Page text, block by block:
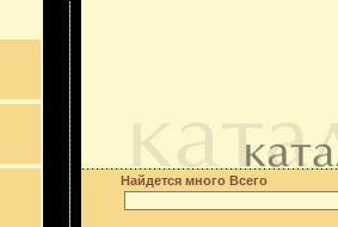
Найдется много Всего